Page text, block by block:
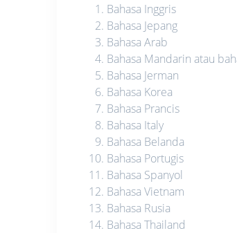
Bahasa Inggris
Bahasa Jepang
Bahasa Arab
Bahasa Mandarin atau
Bahasa Jerman
Bahasa Korea
Bahasa Prancis
Bahasa Italy
Bahasa Belanda
Bahasa Portugis
Bahasa Spanyol
Bahasa Vietnam
Bahasa Rusia
Bahasa Thailand